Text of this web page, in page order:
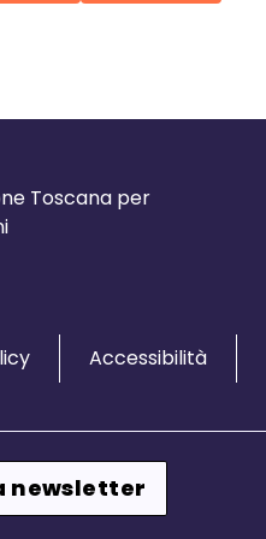
Toscana per
Accessibilità
newsletter